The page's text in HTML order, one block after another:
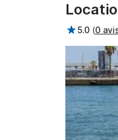
5.0 (0